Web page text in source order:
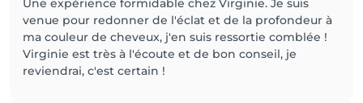
Une expérience formidable chez Virginie. Je suis
venue pour redonner de l'éclat et de la profondeur à
ma couleur de cheveux, j'en suis ressortie comblée !
Virginie est très à l'écoute et de bon conseil, je
reviendrai, c'est certain !